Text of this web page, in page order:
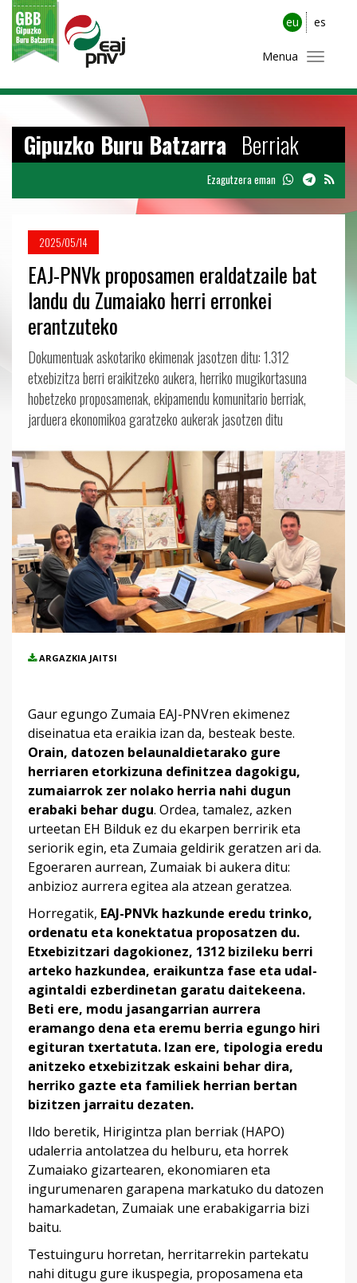
eu es
Menua
Gipuzko Buru Batzarra Berriak
Ezagutzera eman
2025/05/14
EAJ-PNVk proposamen eraldatzaile bat
landu du Zumaiako herri erronkei
erantzuteko
Dokumentuak askotariko ekimenak jasotzen ditu: 1.312
etxebizitza berri eraikitzeko aukera, herriko mugikortasuna
hobetzeko proposamenak, ekipamendu komunitario berriak,
jarduera ekonomikoa garatzeko aukerak jasotzen ditu
ARGAZKIA JAITSI
Gaur egungo Zumaia EAJ-PNVren ekimenez
diseinatua eta eraikia izan da, besteak beste.
Orain, datozen belaunaldietarako gure
herriaren etorkizuna definitzea dagokigu,
zumaiarrok zer nolako herria nahi dugun
erabaki behar dugu. Ordea, tamalez, azken
urteetan EH Bilduk ez du ekarpen berririk eta
seriorik egin, eta Zumaia geldirik geratzen ari da.
Egoeraren aurrean, Zumaiak bi aukera ditu:
anbizioz aurrera egitea ala atzean geratzea.
Horregatik, EAJ-PNVk hazkunde eredu trinko,
ordenatu eta konektatua proposatzen du.
Etxebizitzari dagokionez, 1312 bizileku berri
arteko hazkundea, eraikuntza fase eta udal-
agintaldi ezberdinetan garatu daitekeena.
Beti ere, modu jasangarrian aurrera
eramango dena eta eremu berria egungo hiri
egituran txertatuta. Izan ere, tipologia eredu
anitzeko etxebizitzak eskaini behar dira,
herriko gazte eta familiek herrian bertan
bizitzen jarraitu dezaten.
Ildo beretik, Hirigintza plan berriak (HAPO)
udalerria antolatzea du helburu, eta horrek
Zumaiako gizartearen, ekonomiaren eta
ingurumenaren garapena markatuko du datozen
hamarkadetan, Zumaiak une erabakigarria bizi
baitu.
Testuinguru horretan, herritarrekin partekatu
nahi ditugu gure ikuspegia, proposamena eta